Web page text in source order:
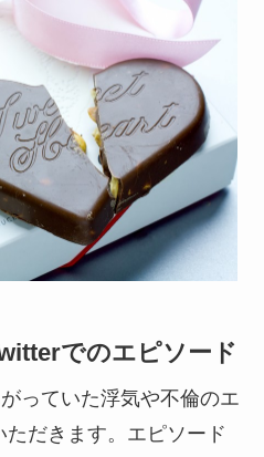
でのエピソード
っていた浮気や不倫のエ
だきます。エピソード